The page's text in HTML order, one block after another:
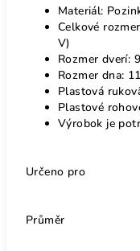
Materiál:
Celkové
V)
Rozmer dverí:
Rozmer dna:
Plastová
Plastové
Výrobok je
Určeno pro
Průměr